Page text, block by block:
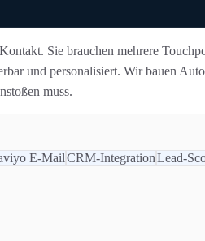
Sie brauchen mehrere
und personalisiert. Wir bauen
muss.
E-MailCRM-IntegrationLead-